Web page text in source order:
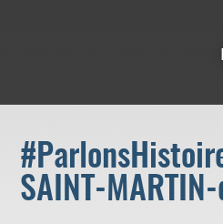
SAINT-